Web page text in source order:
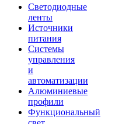
Светодиодные
ленты
Источники
питания
Системы
управления
и
автоматизации
Алюминиевые
профили
Функциональный